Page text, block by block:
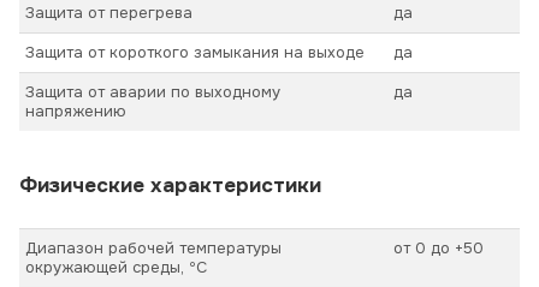
Защита от перегрева
да
Защита от короткого замыкания на выходе
да
Защита от аварии по выходному
напряжению
да
Физические характеристики
Диапазон рабочей температуры
окружающей среды, ºС
от 0 до +50